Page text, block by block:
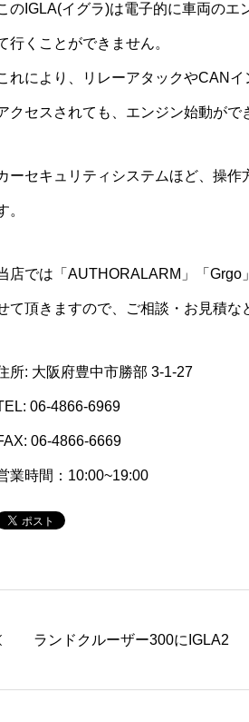
のIGLA(イグラ)は電子的に車両のエ
行くことができません。
れにより、リレーアタックやCAN
クセスされても、エンジン始動がで
ーセキュリティシステムほど、操作
。
店では「AUTHORALARM」「Grgo
て頂きますので、ご相談・お見積な
所: 大阪府豊中市勝部 3-1-27
06-4866-6969
06-4866-6669
業時間：10:00~19:00
ランドクルーザー300にIGLA2